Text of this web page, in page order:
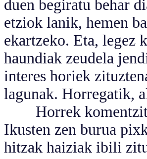
duen begiratu behar
etziok lanik, hemen
ekartzeko. Eta, legez
haundiak zeudela
interes horiek
lagunak. Horregatik,
Horrek komentzitu
Ikusten zen burua
hitzak haiziak ibili